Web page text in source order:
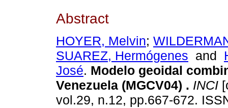
Abstract
HOYER, Melvin;
SUAREZ, Hermógenes and
José. Modelo geoidal
Venezuela (MGCV04) . INCI
vol.29, n.12, pp.667-672.